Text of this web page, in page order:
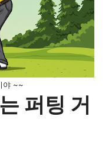
야 ~~
퍼팅 거